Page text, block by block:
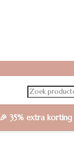
🎉 35% extra korting